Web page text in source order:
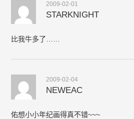
2009-02-01
STARKNIGHT
比我牛多了……
2009-02-04
NEWEAC
佑想小小年纪画得真不错~~~